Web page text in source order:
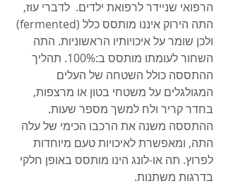
הרפואי שניידר לרפואת ילדים.  לדברי עוז,
התה הירוק איננו מותסס כלל (fermented)
ולכן שומר על איכויותיו הראשוניות. התה
השחור לעומתו מותסס ב:100%. תהליך
ההתססה כולל השטחה של העלים
המגולגלים על משטחי בטון או מרצפות,
בחדר קריר ולח למשך מספר שעות.
ההתססה משנה את הרכבו הכימי של עלה
התה, ומאפשרת לאיכויות טעם מיוחדות
לפרוץ. תה או-לונג הינו מותסס באופן חלקי
בדרגות משתנות.